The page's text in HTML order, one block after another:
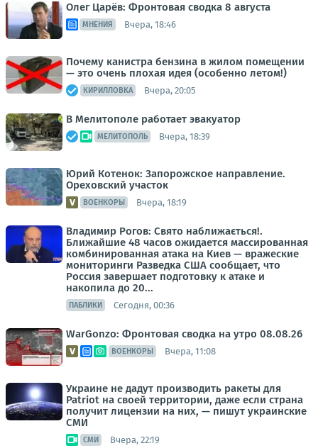
Олег Царёв: Фронтовая сводка 8 августа
МНЕНИЯ Вчера, 18:46
Почему канистра бензина в жилом помещении
— это очень плохая идея (особенно летом!)
КИРИЛЛОВКА Вчера, 20:05
В Мелитополе работает эвакуатор
МЕЛИТОПОЛЬ Вчера, 18:39
Юрий Котенок: Запорожское направление.
Ореховский участок
ВОЕНКОРЫ Вчера, 18:19
Владимир Рогов: Свято наближається!.
Ближайшие 48 часов ожидается массированная
комбинированная атака на Киев — вражеские
мониторинги Разведка США сообщает, что
Россия завершает подготовку к атаке и
накопила до 20...
ПАБЛИКИ Сегодня, 00:36
WarGonzo: Фронтовая сводка на утро 08.08.26
ВОЕНКОРЫ Вчера, 11:08
Украине не дадут производить ракеты для
Patriot на своей территории, даже если страна
получит лицензии на них, — пишут украинские
СМИ
СМИ Вчера, 22:19